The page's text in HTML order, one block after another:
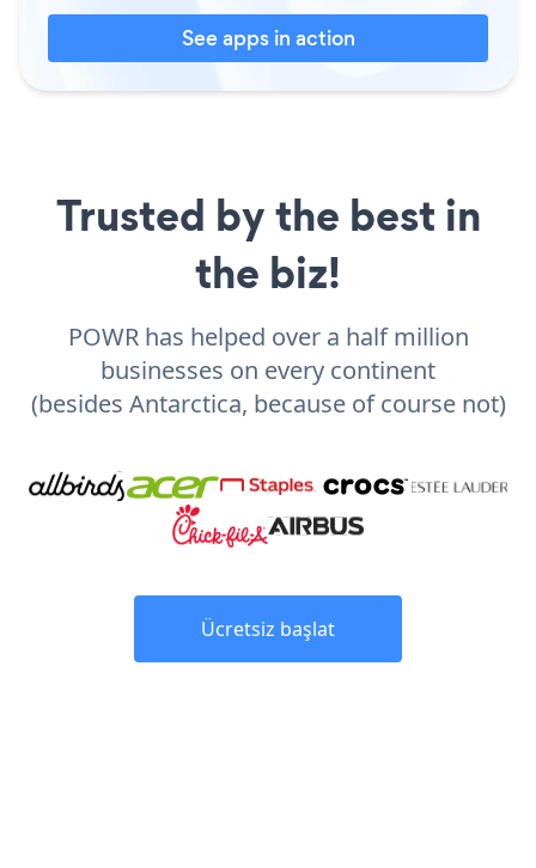
See apps in action
Trusted by the best in
the biz!
POWR has helped over a half million
businesses on every continent
(besides Antarctica, because of course not)
Ücretsiz başlat